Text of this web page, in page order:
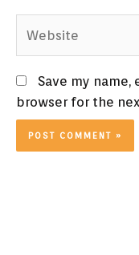
Save my name,
browser for the